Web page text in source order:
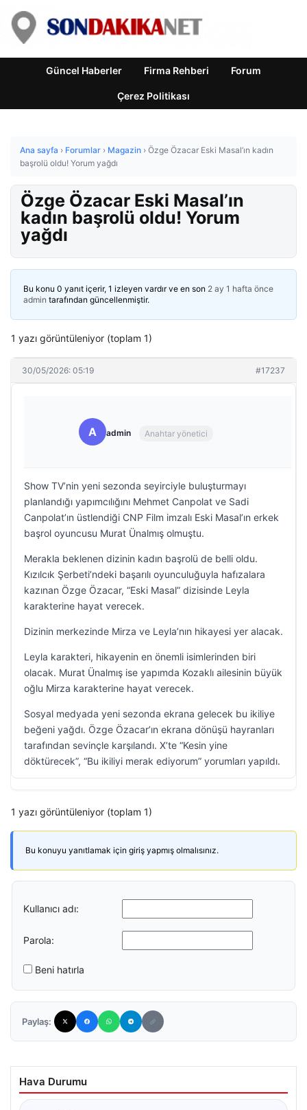
Güncel Haberler Firma Rehberi Forum
Çerez Politikası
Ana sayfa › Forumlar › Magazin › Özge Özacar Eski Masal’ın kadın
başrolü oldu! Yorum yağdı
Özge Özacar Eski Masal’ın
kadın başrolü oldu! Yorum
yağdı
Bu konu 0 yanıt içerir, 1 izleyen vardır ve en son 2 ay 1 hafta önce
admin tarafından güncellenmiştir.
1 yazı görüntüleniyor (toplam 1)
30/05/2026: 05:19 #17237
A admin Anahtar yönetici
Show TV’nin yeni sezonda seyirciyle buluşturmayı
planlandığı yapımcılığını Mehmet Canpolat ve Sadi
Canpolat’ın üstlendiği CNP Film imzalı Eski Masal’ın erkek
başrol oyuncusu Murat Ünalmış olmuştu.
Merakla beklenen dizinin kadın başrolü de belli oldu.
Kızılcık Şerbeti’ndeki başarılı oyunculuğuyla hafızalara
kazınan Özge Özacar, “Eski Masal” dizisinde Leyla
karakterine hayat verecek.
Dizinin merkezinde Mirza ve Leyla’nın hikayesi yer alacak.
Leyla karakteri, hikayenin en önemli isimlerinden biri
olacak. Murat Ünalmış ise yapımda Kozaklı ailesinin büyük
oğlu Mirza karakterine hayat verecek.
Sosyal medyada yeni sezonda ekrana gelecek bu ikiliye
beğeni yağdı. Özge Özacar’ın ekrana dönüşü hayranları
tarafından sevinçle karşılandı. X’te “Kesin yine
döktürecek”, “Bu ikiliyi merak ediyorum” yorumları yapıldı.
1 yazı görüntüleniyor (toplam 1)
Bu konuyu yanıtlamak için giriş yapmış olmalısınız.
Kullanıcı adı:
Parola:
Beni hatırla
Paylaş:
Hava Durumu